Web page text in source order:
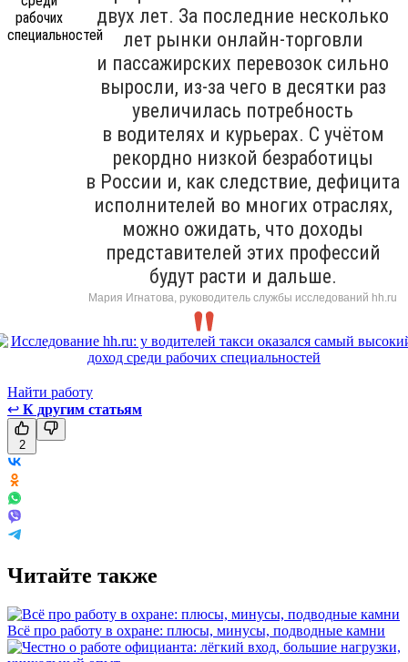
двух лет. За последние несколько
лет рынки онлайн-торговли
и пассажирских перевозок сильно
выросли, из-за чего в десятки раз
увеличилась потребность
в водителях и курьерах. С учётом
рекордно низкой безработицы
в России и, как следствие, дефицита
исполнителей во многих отраслях,
можно ожидать, что доходы
представителей этих профессий
будут расти и дальше.
Мария Игнатова, руководитель службы исследований hh.ru
Найти работу
↩ К другим статьям
2
Читайте также
Всё про работу в охране: плюсы, минусы, подводные камни